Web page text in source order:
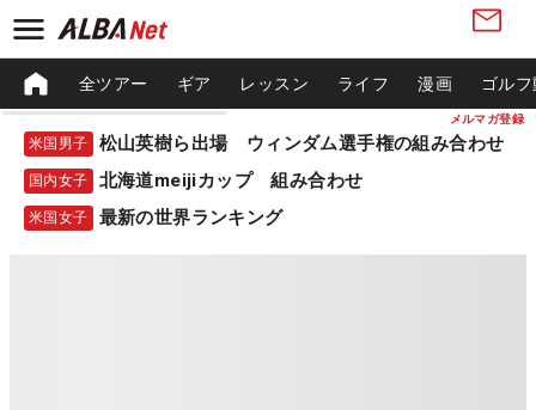
メルマガ登録
全ツアー ギア レッスン ライフ 漫画 ゴル
米国男子 松山英樹ら出場 ウィンダム選手権の組み合わせ
国内女子 北海道meijiカップ 組み合わせ
米国女子 最新の世界ランキング